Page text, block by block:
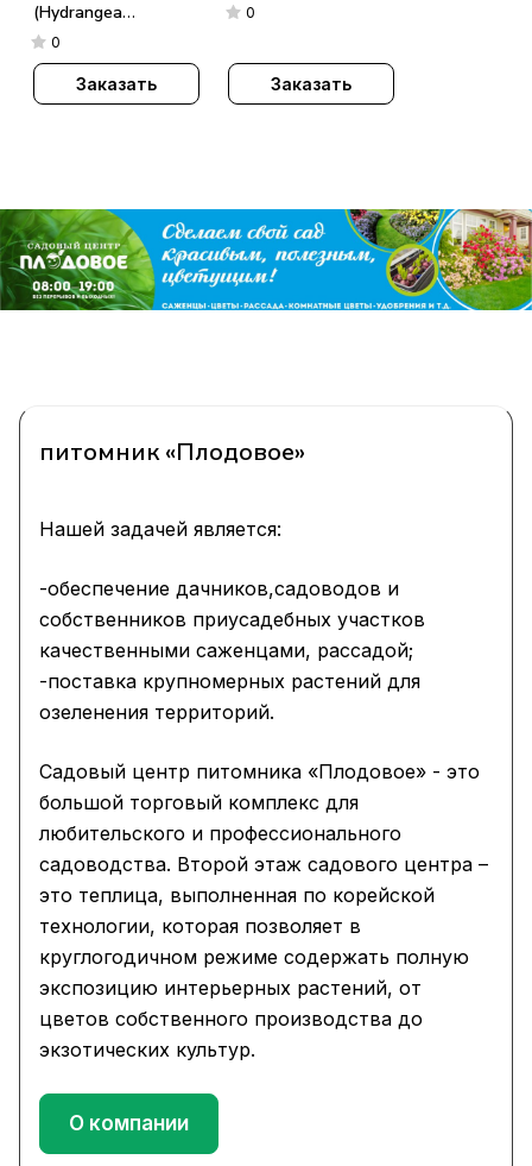
(Hydrangea
paniculata)
«Metallica»
0
Заказать
0
Заказать
питомник «Плодовое»
Нашей задачей является:
-обеспечение дачников,садоводов и
собственников приусадебных участков
качественными саженцами, рассадой;
-поставка крупномерных растений для
озеленения территорий.
Садовый центр питомника «Плодовое» - это
большой торговый комплекс для
любительского и профессионального
садоводства. Второй этаж садового центра –
это теплица, выполненная по корейской
технологии, которая позволяет в
круглогодичном режиме содержать полную
экспозицию интерьерных растений, от
цветов собственного производства до
экзотических культур.
О компании